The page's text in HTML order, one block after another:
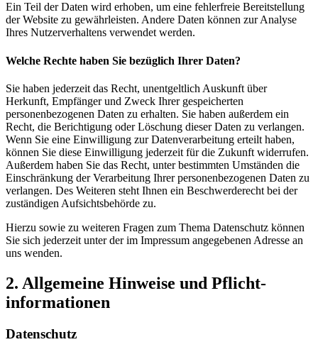
Ein Teil der Daten wird erhoben, um eine fehlerfreie Bereitstellung
der Website zu gewährleisten. Andere Daten können zur Analyse
Ihres Nutzerverhaltens verwendet werden.
Welche Rechte haben Sie bezüglich Ihrer Daten?
Sie haben jederzeit das Recht, unentgeltlich Auskunft über
Herkunft, Empfänger und Zweck Ihrer gespeicherten
personenbezogenen Daten zu erhalten. Sie haben außerdem ein
Recht, die Berichtigung oder Löschung dieser Daten zu verlangen.
Wenn Sie eine Einwilligung zur Datenverarbeitung erteilt haben,
können Sie diese Einwilligung jederzeit für die Zukunft widerrufen.
Außerdem haben Sie das Recht, unter bestimmten Umständen die
Einschränkung der Verarbeitung Ihrer personenbezogenen Daten zu
verlangen. Des Weiteren steht Ihnen ein Beschwerderecht bei der
zuständigen Aufsichtsbehörde zu.
Hierzu sowie zu weiteren Fragen zum Thema Datenschutz können
Sie sich jederzeit unter der im Impressum angegebenen Adresse an
uns wenden.
2. Allgemeine Hinweise und Pflicht­
informationen
Datenschutz